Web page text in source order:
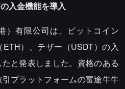
入金機能を導入
）有限公司は、ビットコイン
ETH）、テザー（USDT）の入
と発表しました。資格のある
プラットフォームの富途牛牛